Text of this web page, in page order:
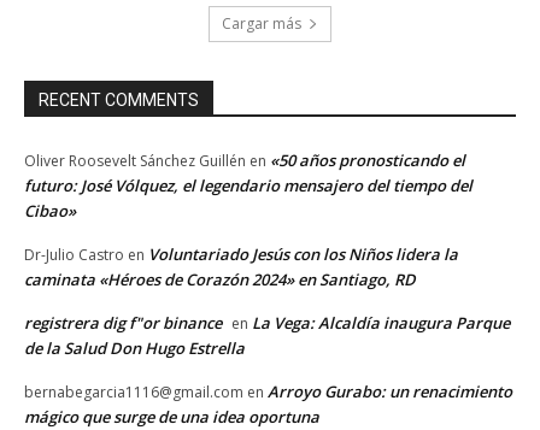
Cargar más
RECENT COMMENTS
Oliver Roosevelt Sánchez Guillén en «50 años pronosticando el
futuro: José Vólquez, el legendario mensajero del tiempo del
Cibao»
Dr-Julio Castro en Voluntariado Jesús con los Niños lidera la
caminata «Héroes de Corazón 2024» en Santiago, RD
registrera dig f"or binance en La Vega: Alcaldía inaugura Parque
de la Salud Don Hugo Estrella
bernabegarcia1116@gmail.com en Arroyo Gurabo: un renacimiento
mágico que surge de una idea oportuna